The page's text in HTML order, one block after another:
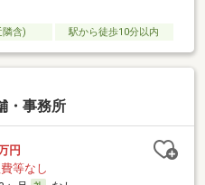
隣含) 駅から徒歩10分以内
・事務所
円
等なし